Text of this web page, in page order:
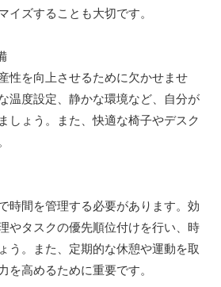
イズすることも大切です。
性を向上させるために欠かせませ
温度設定、静かな環境など、自分が
しょう。また、快適な椅子やデスク
時間を管理する必要があります。効
やタスクの優先順位付けを行い、時
う。また、定期的な休憩や運動を取
を高めるために重要です。